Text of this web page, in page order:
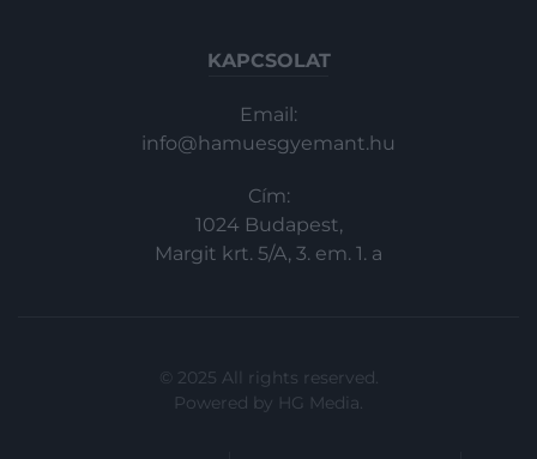
KAPCSOLAT
Email:
info@hamuesgyemant.hu
Cím:
1024 Budapest,
Margit krt. 5/A, 3. em. 1. a
© 2025 All rights reserved.
Powered by HG Media.